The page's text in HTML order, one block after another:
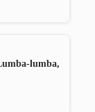
lumba,